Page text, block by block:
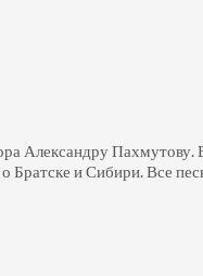
Александру Пахмутову.
о Братске и Сибири. Все